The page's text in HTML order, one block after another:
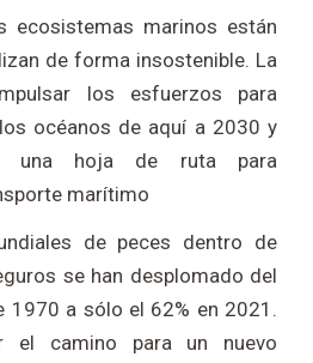
ecosistemas marinos están
de forma insostenible. La
los esfuerzos para
océanos de aquí a 2030 y
una hoja de ruta para
marítimo
de peces dentro de
se han desplomado del
1970 a sólo el 62% en 2021.
el camino para un nuevo